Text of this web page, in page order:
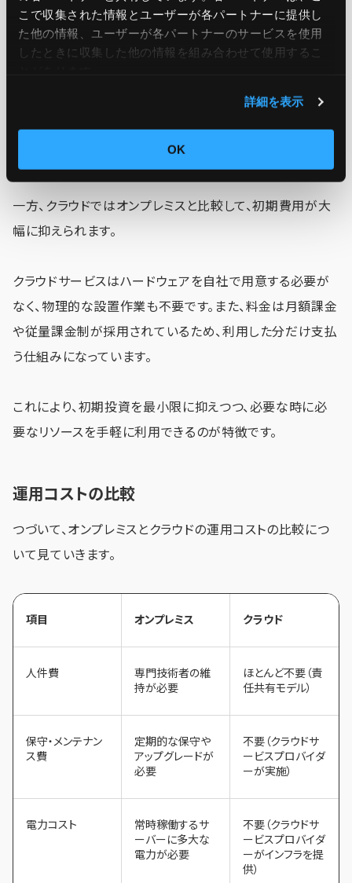
こで収集された情報とユーザーが各パートナーに提供し
た他の情報、ユーザーが各パートナーのサービスを使用
したときに収集した他の情報を組み合わせて使用​​するこ
詳細を表示
OK
に関わる費用がかかります。また、データセンターのスペー
ス確保や冷却システム、電力供給システムなどの設備投資
も必要です。
そのため、オンプレミス環境の導入には、特に中小企業やス
タートアップにとって大きな財政的負担となることがあり
一方、クラウドではオンプレミスと比較して、初期費用が大
幅に抑えられます。
クラウドサービスはハードウェアを自社で用意する必要が
なく、物理的な設置作業も不要です。また、料金は月額課金
や従量課金制が採用されているため、利用した分だけ支払
う仕組みになっています。
これにより、初期投資を最小限に抑えつつ、必要な時に必
要なリソースを手軽に利用できるのが特徴です。
運用コストの比較
つづいて、オンプレミスとクラウドの運用コストの比較につ
いて見ていきます。
項目 オンプレミス クラウド
人件費
専門技術者の維
持が必要
ほとんど不要（責
任共有モデル）
保守・メンテナン
ス費
定期的な保守や
アップグレードが
必要
不要（クラウドサ
ービスプロバイダ
ーが実施）
電力コスト
常時稼働するサ
ーバーに多大な
電力が必要
不要（クラウドサ
ービスプロバイダ
ーがインフラを提
供）